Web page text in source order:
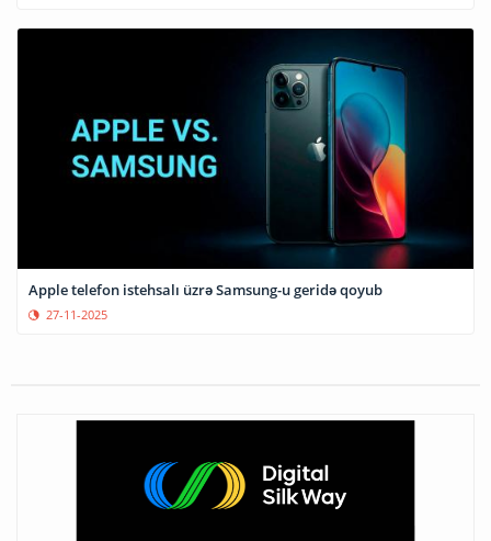
Apple telefon istehsalı üzrə Samsung-u geridə qoyub
27-11-2025